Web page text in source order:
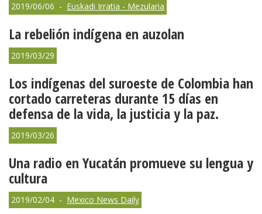
2019/06/06 - Euskadi Irratia - Mezularia
La rebelión indígena en auzolan
2019/03/29
Los indígenas del suroeste de Colombia han
cortado carreteras durante 15 días en
defensa de la vida, la justicia y la paz.
2019/03/26
Una radio en Yucatán promueve su lengua y
cultura
2019/02/04 - Mexico News Daily